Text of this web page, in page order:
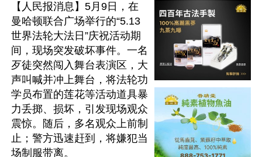
【人民报消息】5月9日，在
曼哈顿联合广场举行的“5.13
世界法轮大法日”庆祝活动期
间，现场突发破坏事件。一名
歹徒突然闯入舞台表演区，大
声叫喊并冲上舞台，将法轮功
学员布置的莲花等活动道具暴
力丢掷、损坏，引发现场观众
震惊。随后，多名观众上前制
止；警方迅速赶到，将嫌犯当
场制服带离。